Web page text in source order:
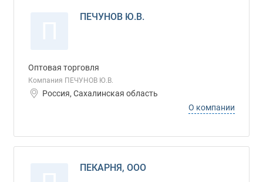
ПЕЧУНОВ Ю.В.
Оптовая торговля
Компания ПЕЧУНОВ Ю.В.
Россия, Сахалинская область
О компании
ПЕКАРНЯ, ООО